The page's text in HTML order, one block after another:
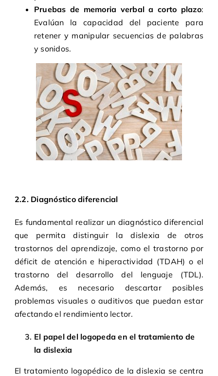
Pruebas de memoria verbal a corto plazo:
Evalúan la capacidad del paciente para
retener y manipular secuencias de palabras
y sonidos.
2.2. Diagnóstico diferencial
Es fundamental realizar un diagnóstico diferencial
que permita distinguir la dislexia de otros
trastornos del aprendizaje, como el trastorno por
déficit de atención e hiperactividad (TDAH) o el
trastorno del desarrollo del lenguaje (TDL).
Además, es necesario descartar posibles
problemas visuales o auditivos que puedan estar
afectando el rendimiento lector.
El papel del logopeda en el tratamiento de
la dislexia
El tratamiento logopédico de la dislexia se centra